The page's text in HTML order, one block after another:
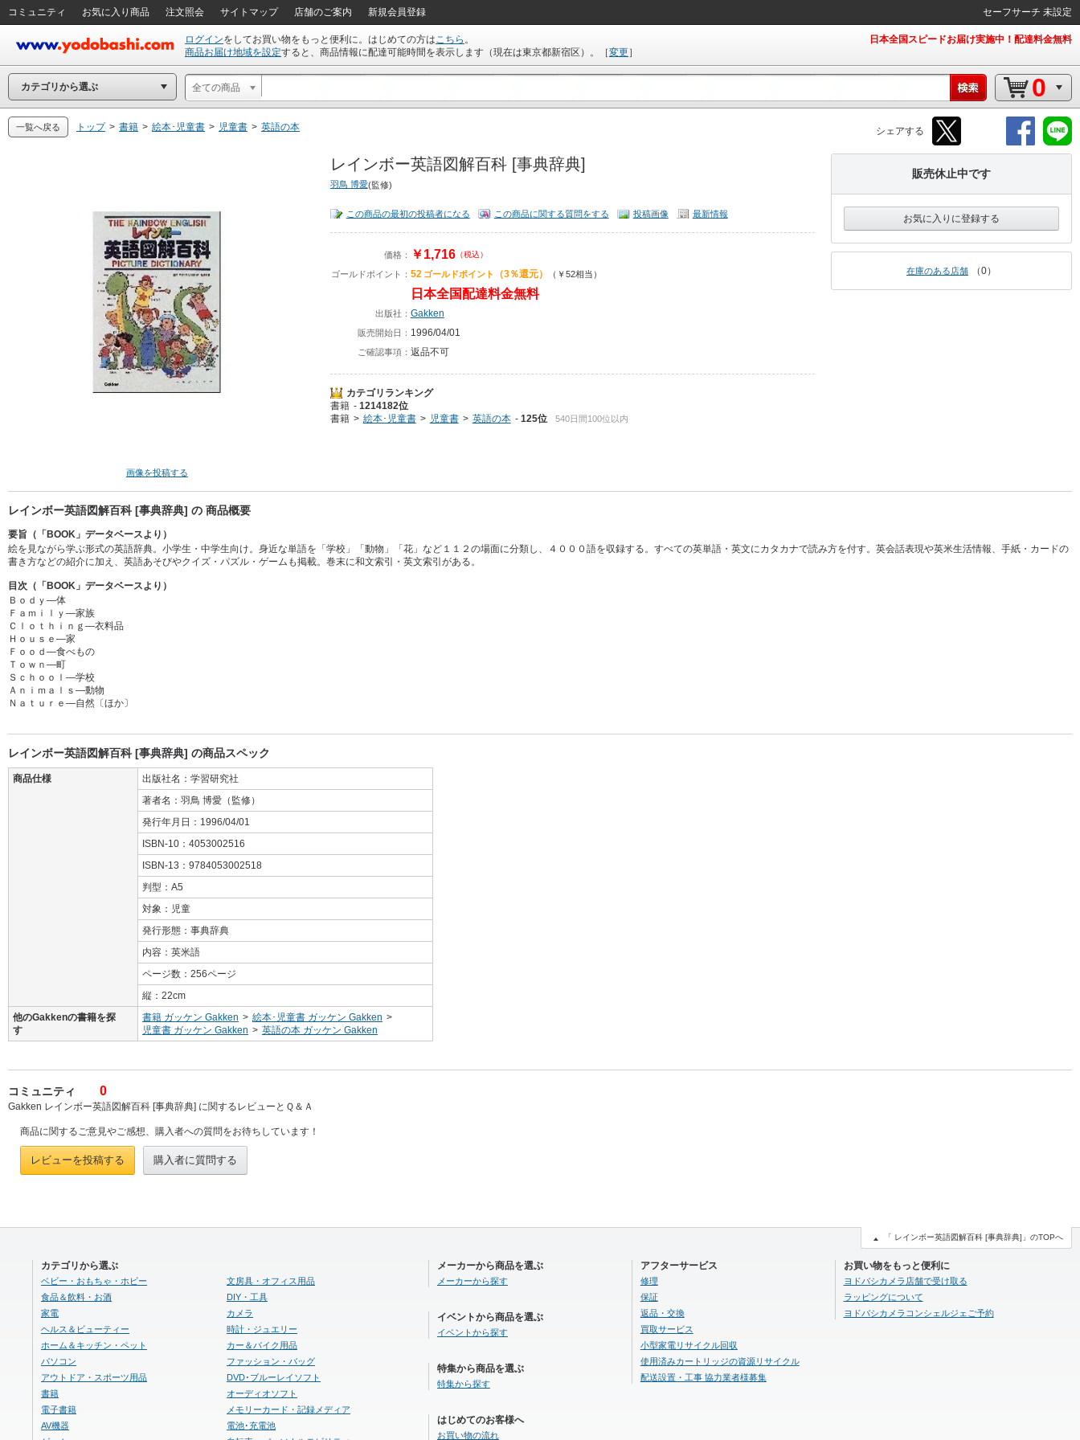
コミュニティ お気に入り商品 注文照会 サイトマップ 店舗のご案内 新規会員登録 セーフサーチ 未設定
ログインをしてお買い物をもっと便利に。はじめての方はこちら 。
商品お届け地域を設定すると、商品情報に配達可能時間を表示します（現在は東京都新宿区 ）。 ［変更］
日本全国スピードお届け実施中！配達料金無料
カテゴリから選ぶ 全ての商品 0
シェアする
一覧へ戻る トップ > 書籍 > 絵本･児童書 > 児童書 > 英語の本
画像を投稿する
レインボー英語図解百科 [事典辞典]
羽鳥 博愛(監修)
この商品の最初の投稿者になる この商品に関する質問をする 投稿画像 最新情報
価格： ￥1,716（税込）
ゴールドポイント： 52 ゴールドポイント （3％還元） （￥52相当）
日本全国配達料金無料
出版社： Gakken
販売開始日： 1996/04/01
ご確認事項： 返品不可
カテゴリランキング
書籍
1214182位
書籍
絵本･児童書 児童書 英語の本 125位 540日間100位以内
販売休止中です
お気に入りに登録する
在庫のある店舗 0
レインボー英語図解百科 [事典辞典] の 商品概要
要旨（「BOOK」データベースより）
絵を見ながら学ぶ形式の英語辞典。小学生・中学生向け。身近な単語を「学校」「動物」「花」など１１２の場面に分類し、４０００語を収録する。すべての英単語・英文にカタカナで読み方を付す。英会話表現や英米生活情報、手紙・カードの
書き方などの紹介に加え、英語あそびやクイズ・パズル・ゲームも掲載。巻末に和文索引・英文索引がある。
目次（「BOOK」データベースより）
Ｂｏｄｙ―体
Ｆａｍｉｌｙ―家族
Ｃｌｏｔｈｉｎｇ―衣料品
Ｈｏｕｓｅ―家
Ｆｏｏｄ―食べもの
Ｔｏｗｎ―町
Ｓｃｈｏｏｌ―学校
Ａｎｉｍａｌｓ―動物
Ｎａｔｕｒｅ―自然〔ほか〕
レインボー英語図解百科 [事典辞典] の商品スペック
商品仕様
出版社名：学習研究社
著者名：羽鳥 博愛（監修）
発行年月日：1996/04/01
ISBN-10：4053002516
ISBN-13：9784053002518
判型：A5
対象：児童
発行形態：事典辞典
内容：英米語
ページ数：256ページ
縦：22cm
他のGakkenの書籍を探
す
書籍 ガッケン Gakken > 絵本･児童書 ガッケン Gakken >
児童書 ガッケン Gakken > 英語の本 ガッケン Gakken
コミュニティ 0
Gakken レインボー英語図解百科 [事典辞典] に関するレビューとＱ＆Ａ
商品に関するご意見やご感想、購入者への質問をお待ちしています！
レビューを投稿する 購入者に質問する
カテゴリから選ぶ
ベビー・おもちゃ・ホビー
食品＆飲料・お酒
家電
ヘルス＆ビューティー
ホーム＆キッチン・ペット
パソコン
アウトドア・スポーツ用品
書籍
電子書籍
AV機器
文房具・オフィス用品
DIY・工具
カメラ
時計・ジュエリー
カー＆バイク用品
ファッション・バッグ
DVD･ブルーレイソフト
オーディオソフト
メモリーカード・記録メディア
電池･充電池
メーカーから商品を選ぶ
メーカーから探す
イベントから商品を選ぶ
イベントから探す
特集から商品を選ぶ
特集から探す
はじめてのお客様へ
お買い物の流れ
アフターサービス
修理
保証
返品・交換
買取サービス
小型家電リサイクル回収
使用済みカートリッジの資源リサイクル
配送設置・工事 協力業者様募集
お買い物をもっと便利に
ヨドバシカメラ店舗で受け取る
ラッピングについて
ヨドバシカメラコンシェルジェご予約
「 レインボー英語図解百科 [事典辞典]」のTOPへ